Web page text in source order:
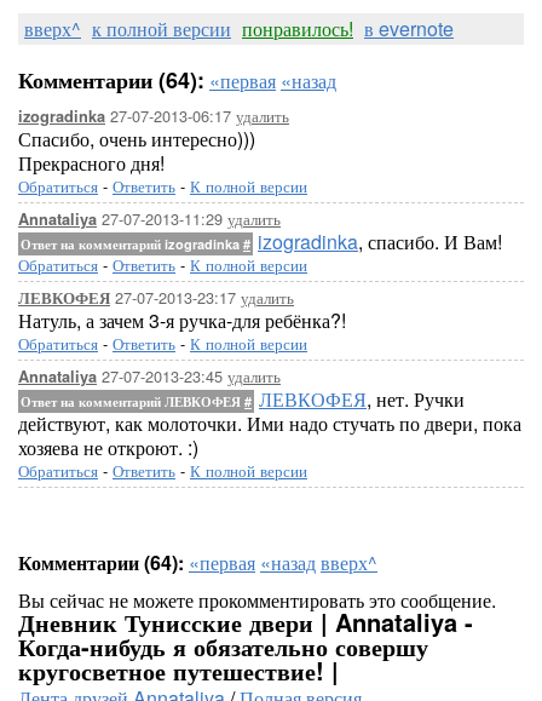
вверх^ к полной версии понравилось! в evernote
Комментарии (64): «первая «назад
izogradinka 27-07-2013-06:17 удалить
Спасибо, очень интересно)))
Прекрасного дня!
Обратиться - Ответить - К полной версии
Annataliya 27-07-2013-11:29 удалить
Ответ на комментарий izogradinka # izogradinka, спасибо. И Вам!
Обратиться - Ответить - К полной версии
ЛЕВКОФЕЯ 27-07-2013-23:17 удалить
Натуль, а зачем 3-я ручка-для ребёнка?!
Обратиться - Ответить - К полной версии
Annataliya 27-07-2013-23:45 удалить
Ответ на комментарий ЛЕВКОФЕЯ # ЛЕВКОФЕЯ, нет. Ручки
действуют, как молоточки. Ими надо стучать по двери, пока
хозяева не откроют. :)
Обратиться - Ответить - К полной версии
Комментарии (64): «первая «назадвверх^
Вы сейчас не можете прокомментировать это сообщение.
Дневник Тунисские двери | Annataliya -
Когда-нибудь я обязательно совершу
кругосветное путешествие! |